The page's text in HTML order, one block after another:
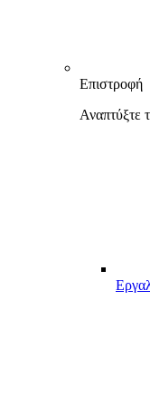
Επιστροφή
Αναπτύξτε